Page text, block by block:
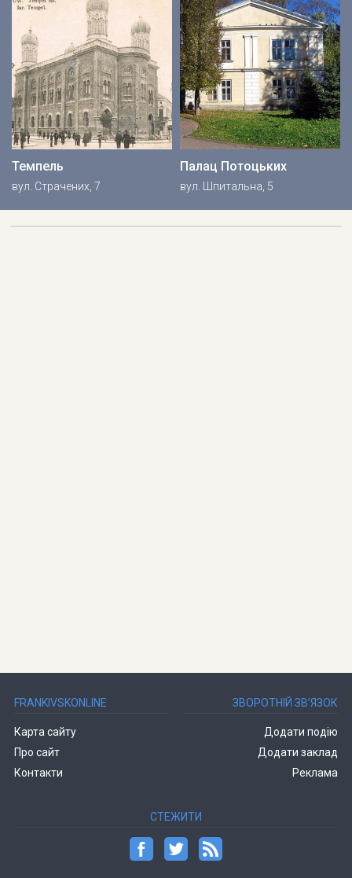
Темпель
вул. Страчених, 7
Палац Потоцьких
вул. Шпитальна, 5
FRANKIVSKONLINE
Карта сайту
Про сайт
Контакти
ЗВОРОТНІЙ ЗВ’ЯЗОК
Додати подію
Додати заклад
Реклама
СТЕЖИТИ